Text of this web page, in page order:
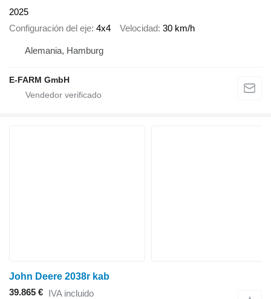
2025
Configuración del eje 4x4 Velocidad 30 km/h
Alemania, Hamburg
E-FARM GmbH
John Deere 2038r kab
39.865 € IVA incluido